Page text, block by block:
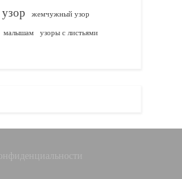
жемчужный узор
малышам узоры с листьями